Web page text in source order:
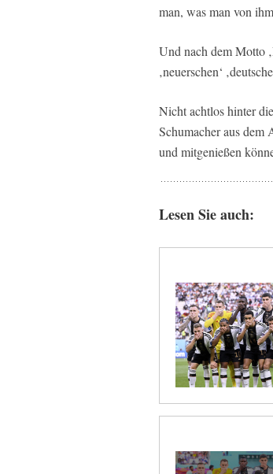
man, was man von
Und nach dem Motto
‚neuerschen‘
Nicht achtlos hinter
Schumacher aus
und mitgenießen
Lesen Sie auch: